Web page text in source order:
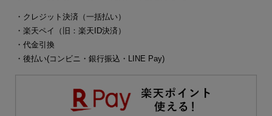
・クレジット決済（一括払い）
・楽天ペイ（旧：楽天ID決済）
・代金引換
・後払い(コンビニ・銀行振込・LINE Pay)